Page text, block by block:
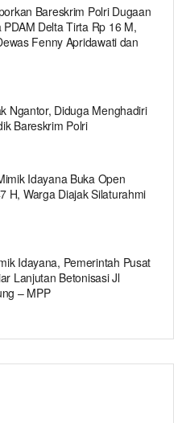
Bareskrim Polri Dugaan
Delta Tirta Rp 16 M,
Fenny Apridawati dan
Ngantor, Diduga Menghadiri
Bareskrim Polri
Idayana Buka Open
H, Warga Diajak Silaturahmi
Idayana, Pemerintah Pusat
Lanjutan Betonisasi Jl
– MPP